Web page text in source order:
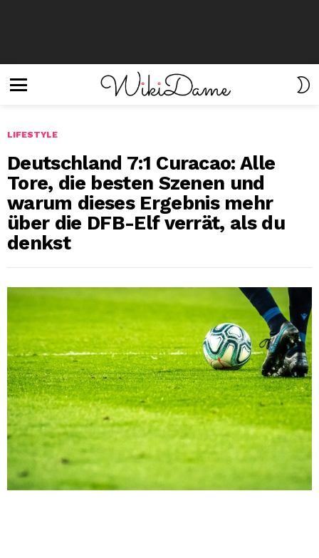
LIFESTYLE
Deutschland 7:1 Curacao: Alle
Tore, die besten Szenen und
warum dieses Ergebnis mehr
über die DFB-Elf verrät, als du
denkst